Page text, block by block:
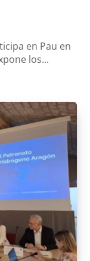
en Pau en
los...